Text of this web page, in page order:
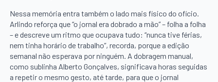
Nessa memória entra também o lado mais físico do ofício.
Arlindo reforça que “o jornal era dobrado a mão” – folha a folha
– e descreve um ritmo que ocupava tudo: “nunca tive férias,
nem tinha horário de trabalho”, recorda, porque a edição
semanal não esperava por ninguém. A dobragem manual,
como sublinha Alberto Gonçalves, significava horas seguidas
a repetir o mesmo gesto, até tarde, para que o jornal